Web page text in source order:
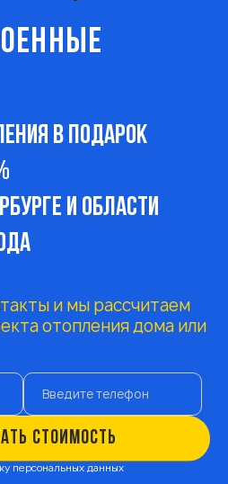
в подарок
и области
и мы рассчитаем
отопления дома или
СТОИМОСТЬ
персональных данных